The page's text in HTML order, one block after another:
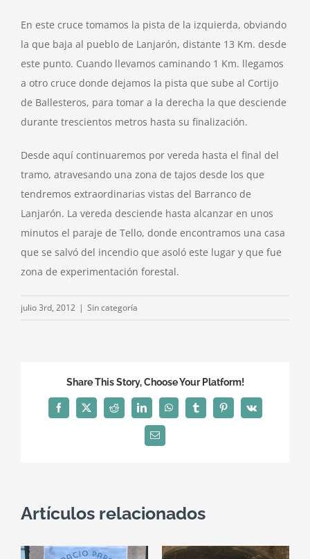
En este cruce tomamos la pista de la izquierda, obviando
la que baja al pueblo de Lanjarón, distante 13 Km. desde
este punto. Cuando llevamos caminando 1 Km. llegamos
a otro cruce donde dejamos la pista que sube al Cortijo
de Ballesteros, para tomar a la derecha la que desciende
durante trescientos metros hasta su finalización.
Desde aquí continuaremos por vereda hasta el final del
tramo, atravesando una zona de tajos desde los que
tendremos extraordinarias vistas del Barranco de
Lanjarón. La vereda desciende hasta alcanzar en unos
minutos el paraje de Tello, donde encontramos una casa
que se salvó del incendio que asoló este lugar y que fue
zona de experimentación forestal.
julio 3rd, 2012 | Sin categoría
Share This Story, Choose Your Platform!
Facebook
X Reddit LinkedInWhatsAppTumblrPinterest
Vk
Correo
electrónico
Artículos relacionados